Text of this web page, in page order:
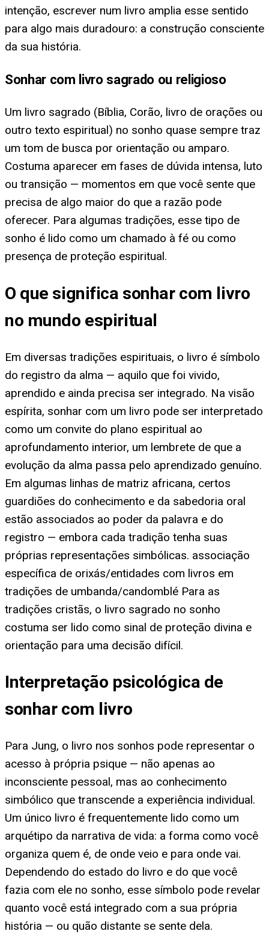
intenção, escrever num livro amplia esse sentido
para algo mais duradouro: a construção consciente
da sua história.
Sonhar com livro sagrado ou religioso
Um livro sagrado (Bíblia, Corão, livro de orações ou
outro texto espiritual) no sonho quase sempre traz
um tom de busca por orientação ou amparo.
Costuma aparecer em fases de dúvida intensa, luto
ou transição — momentos em que você sente que
precisa de algo maior do que a razão pode
oferecer. Para algumas tradições, esse tipo de
sonho é lido como um chamado à fé ou como
presença de proteção espiritual.
O que significa sonhar com livro
no mundo espiritual
Em diversas tradições espirituais, o livro é símbolo
do registro da alma — aquilo que foi vivido,
aprendido e ainda precisa ser integrado. Na visão
espírita, sonhar com um livro pode ser interpretado
como um convite do plano espiritual ao
aprofundamento interior, um lembrete de que a
evolução da alma passa pelo aprendizado genuíno.
Em algumas linhas de matriz africana, certos
guardiões do conhecimento e da sabedoria oral
estão associados ao poder da palavra e do
registro — embora cada tradição tenha suas
próprias representações simbólicas. associação
específica de orixás/entidades com livros em
tradições de umbanda/candomblé Para as
tradições cristãs, o livro sagrado no sonho
costuma ser lido como sinal de proteção divina e
orientação para uma decisão difícil.
Interpretação psicológica de
sonhar com livro
Para Jung, o livro nos sonhos pode representar o
acesso à própria psique — não apenas ao
inconsciente pessoal, mas ao conhecimento
simbólico que transcende a experiência individual.
Um único livro é frequentemente lido como um
arquétipo da narrativa de vida: a forma como você
organiza quem é, de onde veio e para onde vai.
Dependendo do estado do livro e do que você
fazia com ele no sonho, esse símbolo pode revelar
quanto você está integrado com a sua própria
história — ou quão distante se sente dela.